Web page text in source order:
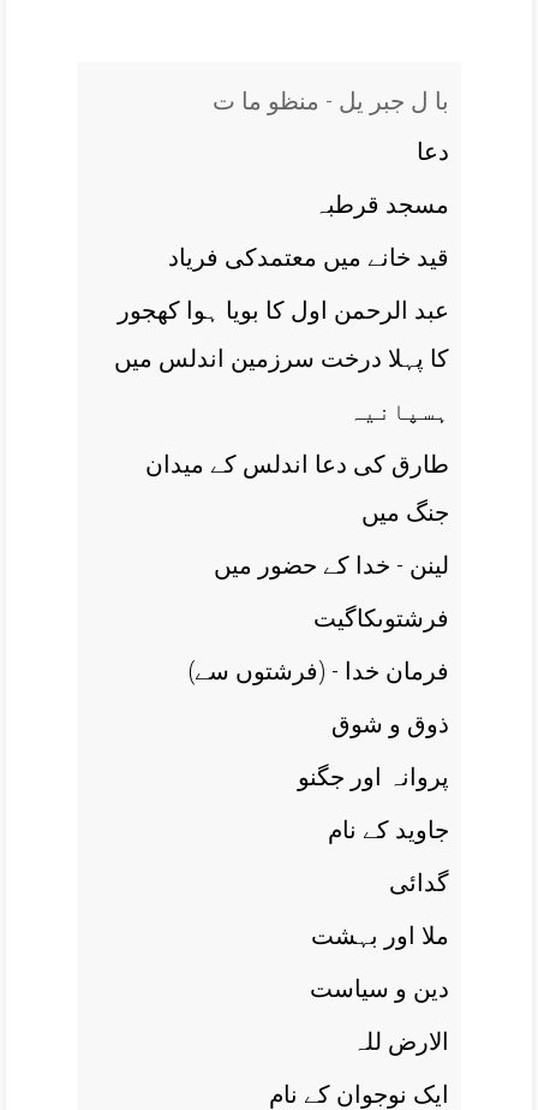
با ل جبر یل - منظو ما ت
دعا
مسجد قرطبہ
قيد خانے ميں معتمدکی فرياد
عبد الرحمن اول کا بويا ہوا کھجور
کا پہلا درخت سرزمين اندلس ميں
ہسپانيہ
طارق کی دعا اندلس کے ميدان
جنگ ميں
لينن - خدا کے حضور ميں
فرشتوںکاگيت
(فرمان خدا - (فرشتوں سے
ذوق و شوق
پروانہ اور جگنو
جاويد کے نام
گدائی
ملا اور بہشت
دين و سياست
الارض للہ
ايک نوجوان کے نام